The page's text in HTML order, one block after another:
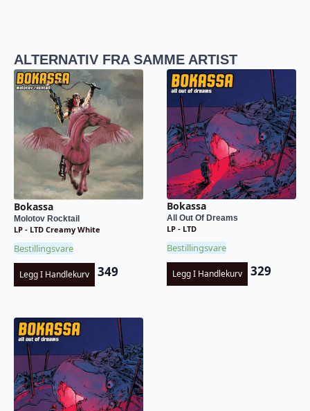
ALTERNATIV FRA SAMME ARTIST
Bokassa
Molotov Rocktail
LP - LTD Creamy White
Bestillingsvare
Legg I Handlekurv 349
Bokassa
All Out Of Dreams
LP - LTD
Bestillingsvare
Legg I Handlekurv 329